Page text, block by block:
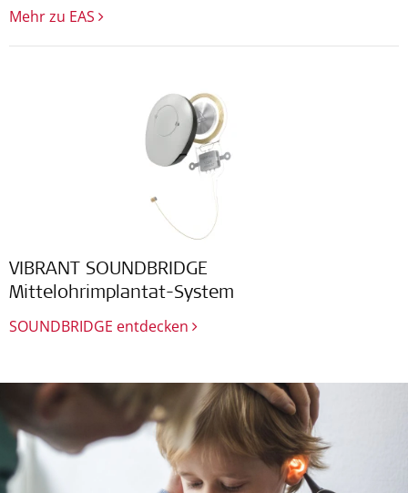
Mehr zu EAS
VIBRANT SOUNDBRIDGE
Mittelohrimplantat-System
SOUNDBRIDGE entdecken